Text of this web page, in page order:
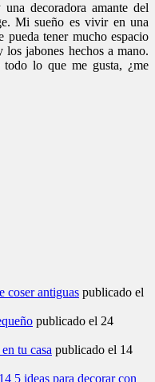
una decoradora amante del
Mi sueño es vivir en una
pueda tener mucho espacio
jabones hechos a mano.
lo que me gusta, ¿me
coser antiguas publicado el
publicado el 24
tu casa publicado el 14
5 ideas para decorar con